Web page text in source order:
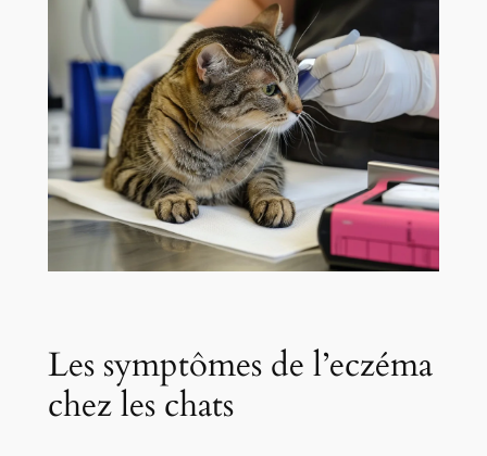
Les symptômes de l’eczéma
chez les chats